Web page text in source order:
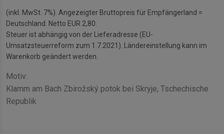
(inkl. MwSt. 7%). Angezeigter Bruttopreis für Empfängerland =
Deutschland. Netto EUR 2,80.
Steuer ist abhängig von der Lieferadresse (EU-
Umsatzsteuerreform zum 1.7.2021). Ländereinstellung kann im
Warenkorb geändert werden.
Motiv:
Klamm am Bach Zbirožský potok bei Skryje, Tschechische
Republik